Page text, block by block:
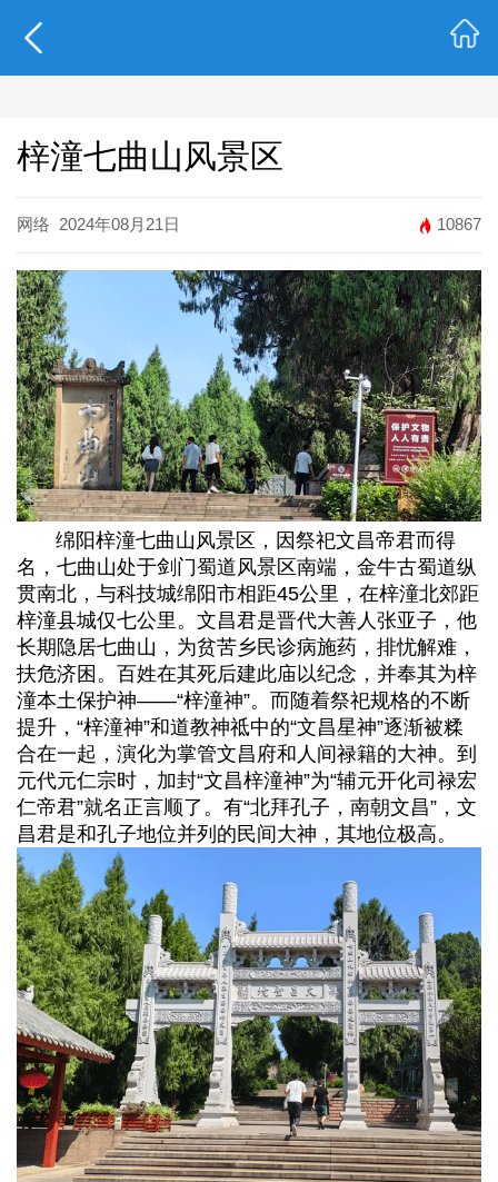
梓潼七曲山风景区
网络 2024年08月21日 10867
绵阳梓潼七曲山风景区，因祭祀文昌帝君而得
名，七曲山处于剑门蜀道风景区南端，金牛古蜀道纵
贯南北，与科技城绵阳市相距45公里，在梓潼北郊距
梓潼县城仅七公里。文昌君是晋代大善人张亚子，他
长期隐居七曲山，为贫苦乡民诊病施药，排忧解难，
扶危济困。百姓在其死后建此庙以纪念，并奉其为梓
潼本土保护神——“梓潼神”。而随着祭祀规格的不断
提升，“梓潼神”和道教神祗中的“文昌星神”逐渐被糅
合在一起，演化为掌管文昌府和人间禄籍的大神。到
元代元仁宗时，加封“文昌梓潼神”为“辅元开化司禄宏
仁帝君”就名正言顺了。有“北拜孔子，南朝文昌”，文
昌君是和孔子地位并列的民间大神，其地位极高。